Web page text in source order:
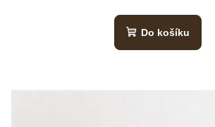
Do košíku